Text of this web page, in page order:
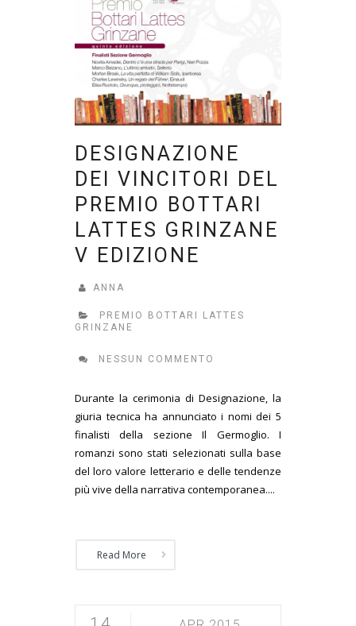
DESIGNAZIONE
DEI VINCITORI DEL
PREMIO BOTTARI
LATTES GRINZANE
V EDIZIONE
ANNA
PREMIO BOTTARI LATTES
GRINZANE
NESSUN COMMENTO
Durante la cerimonia di Designazione, la
giuria tecnica ha annunciato i nomi dei 5
finalisti della sezione Il Germoglio. I
romanzi sono stati selezionati sulla base
del loro valore letterario e delle tendenze
più vive della narrativa contemporanea....
Read More